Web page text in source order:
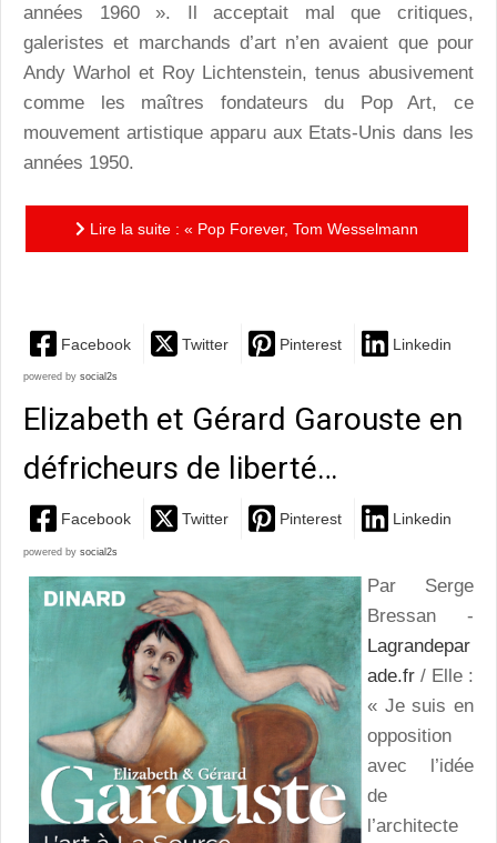
années 1960 ». Il acceptait mal que critiques,
galeristes et marchands d’art n’en avaient que pour
Andy Warhol et Roy Lichtenstein, tenus abusivement
comme les maîtres fondateurs du Pop Art, ce
mouvement artistique apparu aux Etats-Unis dans les
années 1950.
Lire la suite : « Pop Forever, Tom Wesselmann
Facebook Twitter Pinterest Linkedin
powered by social2s
Elizabeth et Gérard Garouste en
défricheurs de liberté…
Facebook Twitter Pinterest Linkedin
powered by social2s
Par Serge
Bressan -
Lagrandepar
ade.fr / Elle :
« Je suis en
opposition
avec l’idée
de
l’architecte